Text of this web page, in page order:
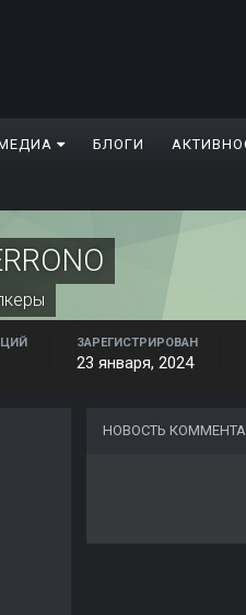
БЛОГИ
ЗАРЕГИСТРИРОВАН
23 января, 2024
НОВОСТЬ